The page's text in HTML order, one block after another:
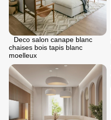
Deco salon canape blanc
chaises bois tapis blanc
moelleux